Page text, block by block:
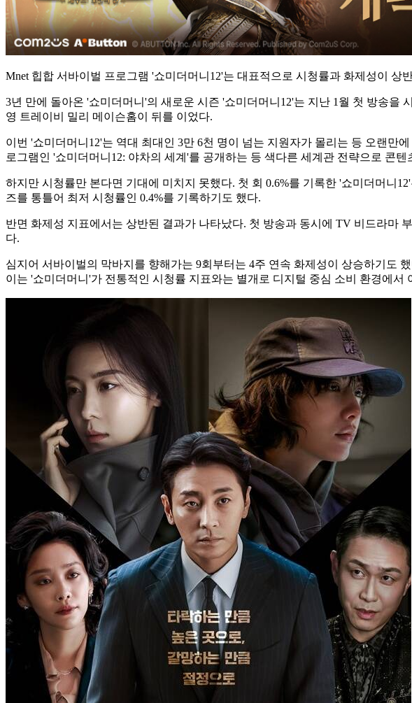
Mnet 힙합 서바이벌 프로그램 '쇼미더머니12'는 대표적으로 시청률과 화제성이 상
3년 만에 돌아온 '쇼미더머니'의 새로운 시즌 '쇼미더머니12'는 지난 1월 첫 방송을
영 트레이비 밀리 메이슨홈이 뒤를 이었다.
이번 '쇼미더머니12'는 역대 최대인 3만 6천 명이 넘는 지원자가 몰리는 등 오랜만
로그램인 '쇼미더머니12: 야차의 세계'를 공개하는 등 색다른 세계관 전략으로 콘텐
하지만 시청률만 본다면 기대에 미치지 못했다. 첫 회 0.6%를 기록한 '쇼미더머니
즈를 통틀어 최저 시청률인 0.4%를 기록하기도 했다.
반면 화제성 지표에서는 상반된 결과가 나타났다. 첫 방송과 동시에 TV 비드라마
다.
심지어 서바이벌의 막바지를 향해가는 9회부터는 4주 연속 화제성이 상승하기도
이는 '쇼미더머니'가 전통적인 시청률 지표와는 별개로 디지털 중심 소비 환경에